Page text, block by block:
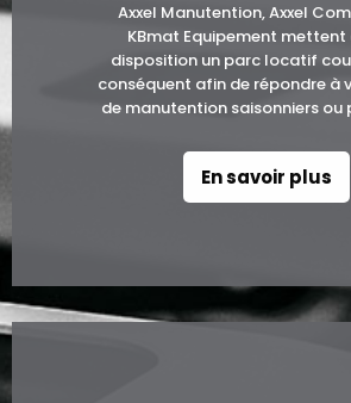
Axxel Manutention, Axxel
KBmat Equipement
disposition un parc locatif
conséquent afin de répondre à
de manutention saisonniers ou
En savoir plus